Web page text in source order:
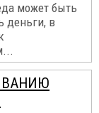
может быть
деньги, в